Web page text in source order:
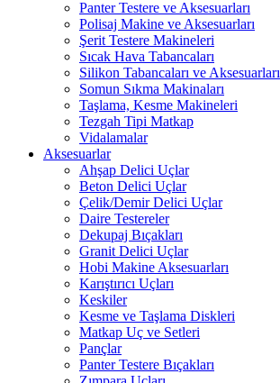
Panter Testere ve Aksesuarları
Polisaj Makine ve Aksesuarları
Şerit Testere Makineleri
Sıcak Hava Tabancaları
Silikon Tabancaları ve Aksesuarları
Somun Sıkma Makinaları
Taşlama, Kesme Makineleri
Tezgah Tipi Matkap
Vidalamalar
Aksesuarlar
Ahşap Delici Uçlar
Beton Delici Uçlar
Çelik/Demir Delici Uçlar
Daire Testereler
Dekupaj Bıçakları
Granit Delici Uçlar
Hobi Makine Aksesuarları
Karıştırıcı Uçları
Keskiler
Kesme ve Taşlama Diskleri
Matkap Uç ve Setleri
Pançlar
Panter Testere Bıçakları